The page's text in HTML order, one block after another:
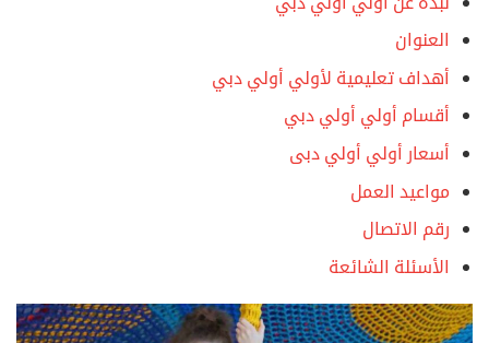
العنوان
أهداف تعليمية لأولي أولي دبي
أقسام أولي أولي دبي
أسعار أولي أولي دبى
مواعيد العمل
رقم الاتصال
الأسئلة الشائعة